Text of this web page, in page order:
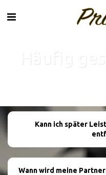
Häufig
Kann ich später
Wann wird meine